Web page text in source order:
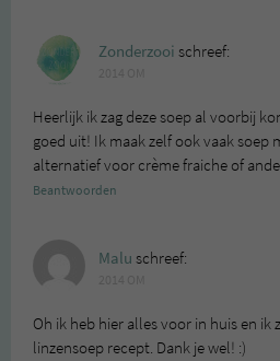
Zonderzooi schreef:
Heerlijk ik zag deze soep al voorbij
goed uit! Ik maak zelf ook vaak soep
alternatief voor crème fraiche of
Beantwoorden
Malu schreef:
Oh ik heb hier alles voor in huis en ik
linzensoep recept. Dank je wel! :)